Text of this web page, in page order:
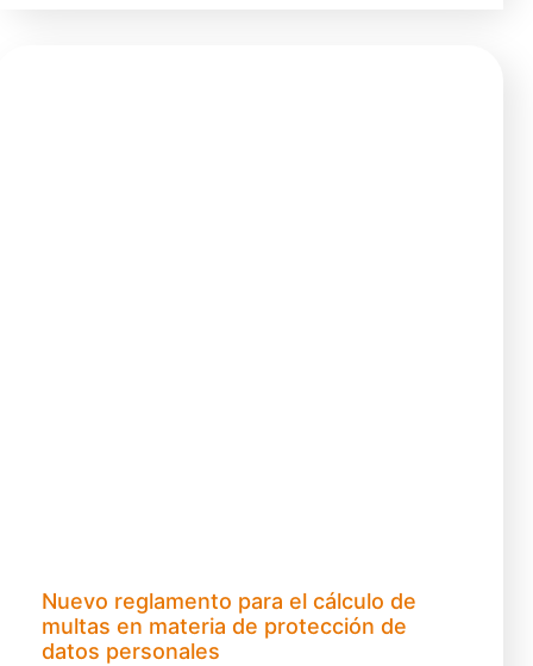
Nuevo reglamento para el cálculo de
multas en materia de protección de
datos personales